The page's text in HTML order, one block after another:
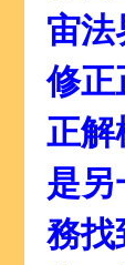
宙法
修正
正解
是另
務找